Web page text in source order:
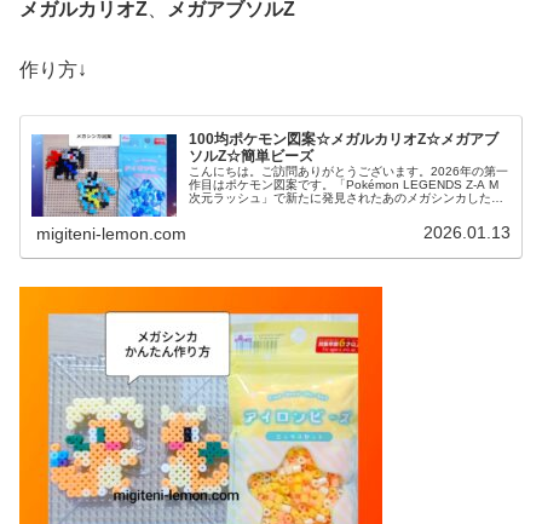
メガルカリオZ メガアブソルZ
作り方↓
100均ポケモン図案☆メガルカリオZ☆メガアブ
ソルZ☆簡単ビーズ
こんにちは。ご訪問ありがとうございます。2026年の第一
作目はポケモン図案です。「Pokémon LEGENDS Z-A M
次元ラッシュ」で新たに発見されたあのメガシンカしたポ
migiteni-lemon.com 2026.01.13